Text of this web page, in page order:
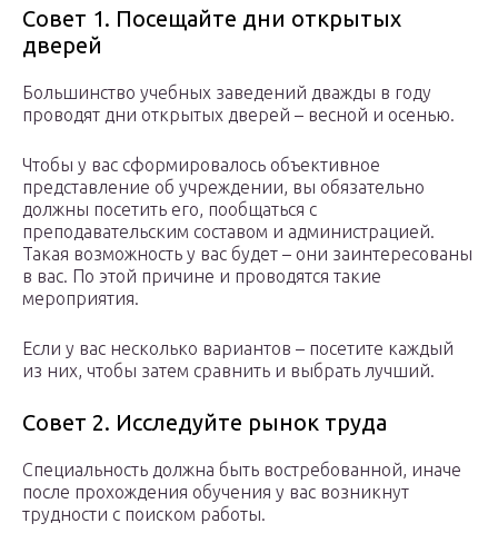
Совет 1. Посещайте дни открытых
дверей
Большинство учебных заведений дважды в году
проводят дни открытых дверей – весной и осенью.
Чтобы у вас сформировалось объективное
представление об учреждении, вы обязательно
должны посетить его, пообщаться с
преподавательским составом и администрацией.
Такая возможность у вас будет – они заинтересованы
в вас. По этой причине и проводятся такие
мероприятия.
Если у вас несколько вариантов – посетите каждый
из них, чтобы затем сравнить и выбрать лучший.
Совет 2. Исследуйте рынок труда
Специальность должна быть востребованной, иначе
после прохождения обучения у вас возникнут
трудности с поиском работы.